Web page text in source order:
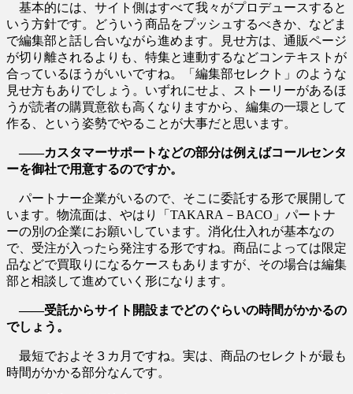
基本的には、サイト側はすべて我々がプロデュースすると
いう方針です。どういう商品をプッシュするべきか、などま
で編集部と話し合いながら進めます。見せ方は、通販ページ
が切り離されるよりも、特集と連動するなどコンテキストが
合っているほうがいいですね。「編集部セレクト」のような
見せ方もありでしょう。いずれにせよ、ストーリーがあるほ
うが読者の購買意欲も高くなりますから、編集の一環として
作る、という姿勢でやることが大事だと思います。
――カスタマーサポートなどの部分は例えばコールセンタ
ーを御社で用意するのですか。
パートナー企業がいるので、そこに委託する形で展開して
います。物流面は、やはり「TAKARA－BACO」パートナ
ーの別の企業にお願いしています。消化仕入れが基本なの
で、受注が入ったら発注する形ですね。商品によっては限定
品などで買取りになるケースもありますが、その場合は編集
部と相談して進めていく形になります。
――受託からサイト開設までどのぐらいの時間がかかるの
でしょう。
最短でおよそ３カ月ですね。実は、商品のセレクトが最も
時間がかかる部分なんです。